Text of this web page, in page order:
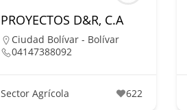
PROYECTOS D&R, C.A
Ciudad Bolívar - Bolívar
04147388092
Sector Agrícola 622